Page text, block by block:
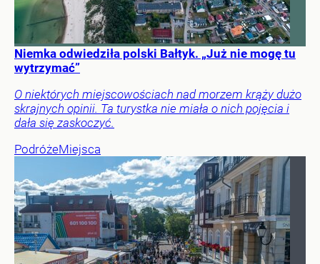
Niemka odwiedziła polski Bałtyk. „Już nie mogę tu
wytrzymać”
O niektórych miejscowościach nad morzem krąży dużo
skrajnych opinii. Ta turystka nie miała o nich pojęcia i
dała się zaskoczyć.
PodróżeMiejsca